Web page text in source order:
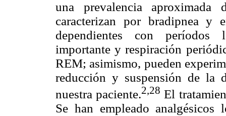
una prevalencia
caracterizan por bradipnea y
dependientes con períodos
importante y respiración
REM; asimismo, pueden
reducción y suspensión de la
nuestra paciente.2,28 El
Se han empleado analgésicos